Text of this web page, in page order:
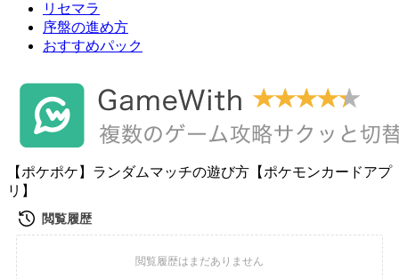
リセマラ
序盤の進め方
おすすめパック
【ポケポケ】ランダムマッチの遊び方【ポケモンカードアプ
リ】